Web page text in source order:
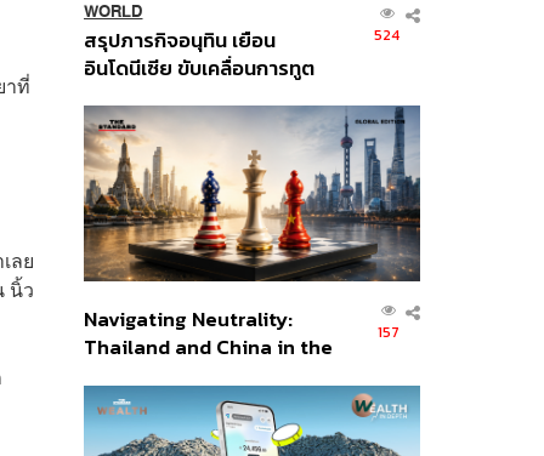
าที่
ลย
นิ้ว
WORLD
สรุปภารกิจอนุทิน เยือน
อินโดนีเซีย ขับเคลื่อนการทูต
ส่วนยุทธศาสตร์ไทย –
อินโดนีเซีย
524
Navigating Neutrality:
Thailand and China in the
Order
157